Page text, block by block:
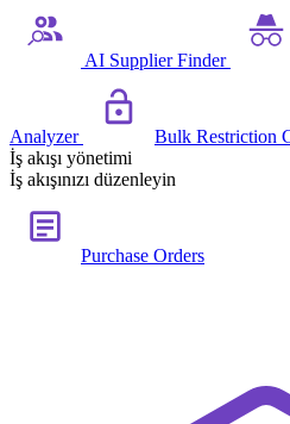
AI Supplier Finder
Analyzer Bulk Restriction
İş akışı yönetimi
İş akışınızı düzenleyin
Purchase Orders